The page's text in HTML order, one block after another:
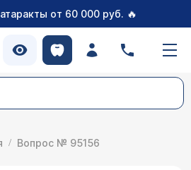
от 60 000 руб. 🔥
Вопрос № 95156